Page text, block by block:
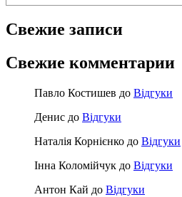
Свежие записи
Свежие комментарии
Павло Костишев до Відгуки
Денис до Відгуки
Наталія Корнієнко до Відгуки
Інна Коломійчук до Відгуки
Антон Кай до Відгуки